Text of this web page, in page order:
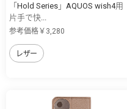
「Hold Series」AQUOS wish4用
片手で快...
参考価格￥3,280
レザー